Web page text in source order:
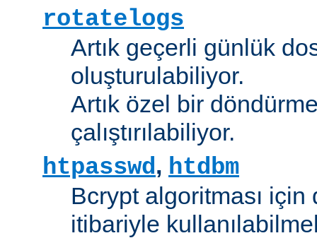
rotatelogs
Artık geçerli günlük
oluşturulabiliyor.
Artık özel bir
çalıştırılabiliyor.
htpasswd, htdbm
Bcrypt algoritması için
itibariyle